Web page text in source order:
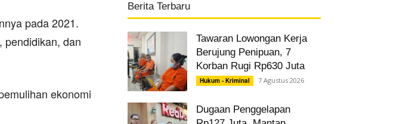
pada 2021.
pendidikan, dan
ekonomi
Berita Terbaru
Tawaran Lowongan Kerja
Berujung Penipuan, 7
Korban Rugi Rp630 Juta
Hukum - Kriminal 7 Agustus 2026
Dugaan Penggelapan